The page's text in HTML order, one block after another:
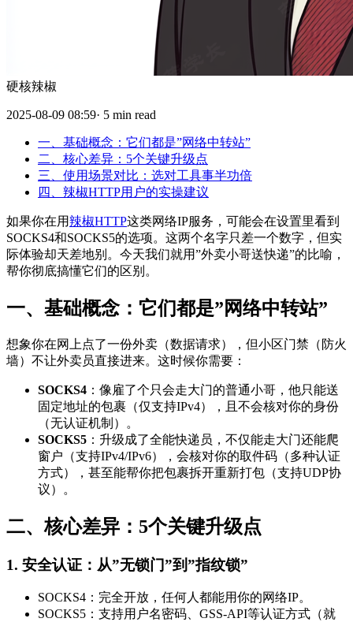
硬核辣椒
2025-08-09 08:59· 5 min read
一、基础概念：它们都是”网络中转站”
二、核心差异：5个关键升级点
三、使用场景对比：选对工具事半功倍
四、辣椒HTTP用户的实操建议
如果你在用辣椒HTTP这类网络IP服务，可能会在设置里看到
SOCKS4和SOCKS5的选项。这两个名字只差一个数字，但实
际体验却天差地别。今天我们就用”外卖小哥送快递”的比喻，
帮你彻底搞懂它们的区别。
一、基础概念：它们都是”网络中转站”
想象你在网上点了一份外卖（数据请求），但小区门禁（防火
墙）不让外卖员直接进来。这时候你需要：
SOCKS4 ：像雇了个只会走大门的普通小哥，他只能送
固定地址的包裹（仅支持IPv4），且不会核对你的身份
（无认证机制）。
SOCKS5 ：升级成了全能快递员，不仅能走大门还能爬
窗户（支持IPv4/IPv6），会核对你的取件码（多种认证
方式），甚至能帮你把包裹拆开重新打包（支持UDP协
议）。
二、核心差异：5个关键升级点
1. 安全认证：从”无锁门”到”指纹锁”
SOCKS4：完全开放，任何人都能用你的网络IP。
SOCKS5：支持用户名密码、GSS-API等认证方式（就